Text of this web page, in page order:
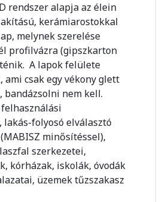
rendszer alapja az élein
kerámiarostokkal
melynek szerelése
profilvázra (gipszkarton
A lapok felülete
ami csak egy vékony glett
bandázsolni nem kell.
folyosó elválasztó
minősítéssel),
szerkezetei,
kórházak, iskolák, óvodák
üzemek tűzszakasz